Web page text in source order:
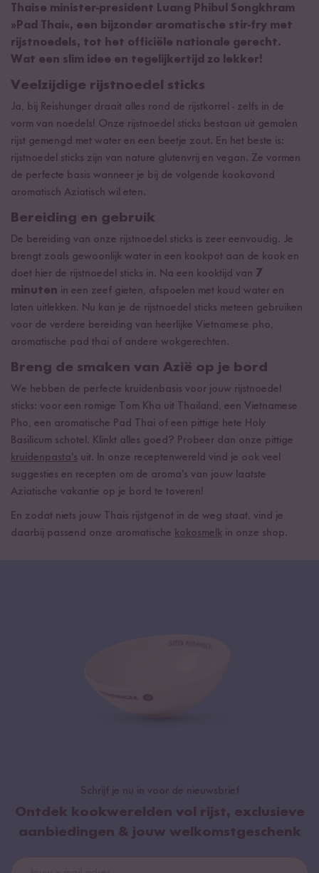
Thaise minister-president Luang Phibul Songkhram
»Pad Thai«, een bijzonder aromatische stir-fry met
rijstnoedels, tot het officiële nationale gerecht.
Wat een slim idee en tegelijkertijd zo lekker!
Veelzijdige rijstnoedel sticks
Ja, bij Reishunger draait alles rond de rijstkorrel - zelfs in de
vorm van noedels! Onze rijstnoedel sticks bestaan uit gemalen
rijst gemengd met water en een beetje zout. En het beste is:
rijstnoedel sticks zijn van nature glutenvrij en vegan. Ze vormen
de perfecte basis wanneer je bij de volgende kookavond
aromatisch Aziatisch wil eten.
Bereiding en gebruik
De bereiding van onze rijstnoedel sticks is zeer eenvoudig. Je
brengt zoals gewoonlijk water in een kookpot aan de kook en
doet hier de rijstnoedel sticks in. Na een kooktijd van 7
minuten in een zeef gieten, afspoelen met koud water en
laten uitlekken. Nu kan je de rijstnoedel sticks meteen gebruiken
voor de verdere bereiding van heerlijke Vietnamese pho,
aromatische pad thai of andere wokgerechten.
Breng de smaken van Azië op je bord
We hebben de perfecte kruidenbasis voor jouw rijstnoedel
sticks: voor een romige Tom Kha uit Thailand, een Vietnamese
Pho, een aromatische Pad Thai of een pittige hete Holy
Basilicum schotel. Klinkt alles goed? Probeer dan onze pittige
kruidenpasta's uit. In onze receptenwereld vind je ook veel
suggesties en recepten om de aroma's van jouw laatste
Aziatische vakantie op je bord te toveren!
En zodat niets jouw Thais rijstgenot in de weg staat, vind je
daarbij passend onze aromatische kokosmelk in onze shop.
Schrijf je nu in voor de nieuwsbrief
Ontdek kookwerelden vol rijst, exclusieve
aanbiedingen & jouw welkomstgeschenk